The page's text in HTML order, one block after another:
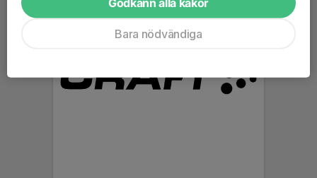
Bara nödvändiga